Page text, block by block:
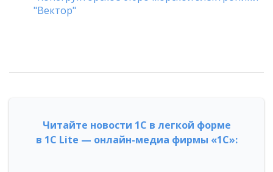
"Вектор"
Читайте новости 1С в легкой форме
в 1С Lite — онлайн-медиа фирмы «1С»: